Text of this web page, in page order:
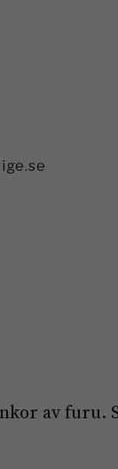
av furu.